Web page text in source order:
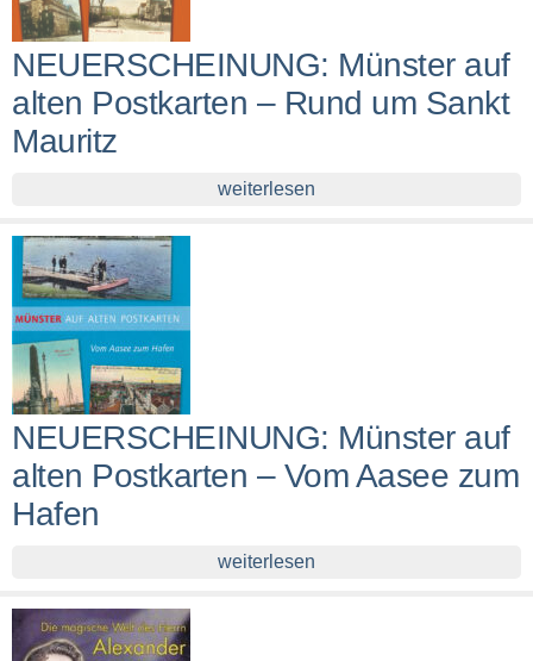
NEUERSCHEINUNG: Münster auf
alten Postkarten – Rund um Sankt
Mauritz
weiterlesen
NEUERSCHEINUNG: Münster auf
alten Postkarten – Vom Aasee zum
Hafen
weiterlesen